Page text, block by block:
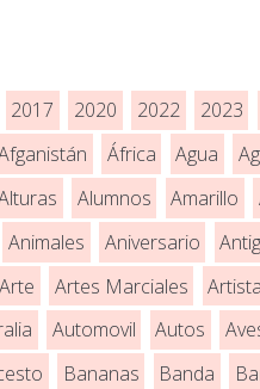
2017 2020 2022 2023
África Agua
Alumnos Amarillo
Animales Aniversario
Arte Artes Marciales
Automovil Autos
Bananas Banda